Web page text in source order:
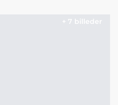
+ 7 billeder